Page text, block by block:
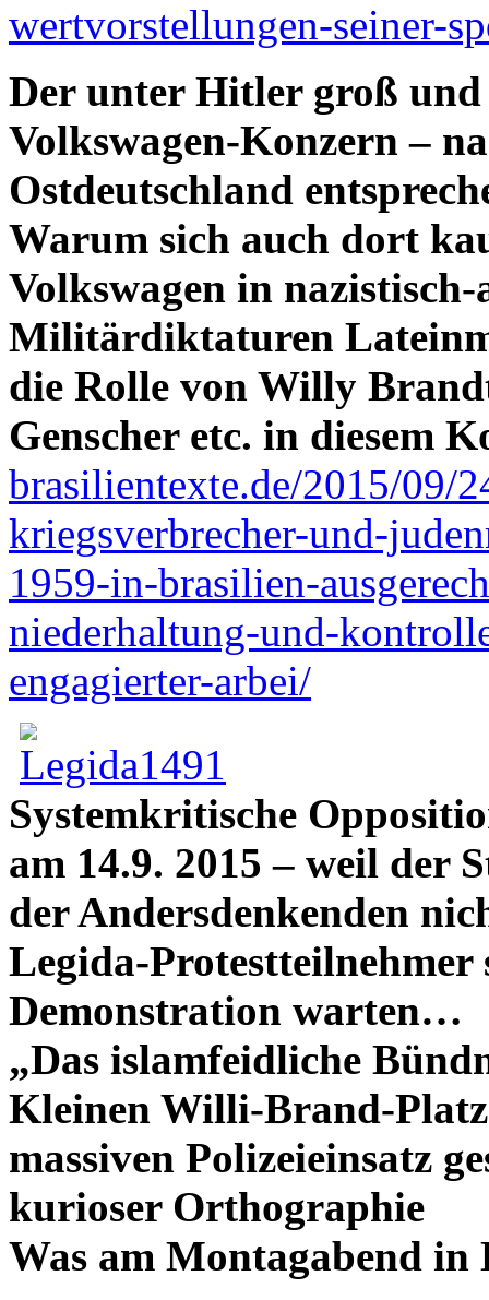
wertvorstellungen-seiner-
Der unter Hitler groß und
Volkswagen-Konzern –
Ostdeutschland
Warum sich auch dort
Volkswagen in
Militärdiktaturen
die Rolle von Willy
Genscher etc. in diesem
brasilientexte.de/2015/09/
kriegsverbrecher-und-
1959-in-brasilien-
niederhaltung-und-
engagierter-arbei/
Systemkritische
am 14.9. 2015 – weil der
der Andersdenkenden
Legida-Protestteilnehmer
Demonstration warten…
„Das islamfeidliche
Kleinen Willi-Brand-
massiven Polizeieinsatz
kurioser Orthographie
Was am Montagabend in